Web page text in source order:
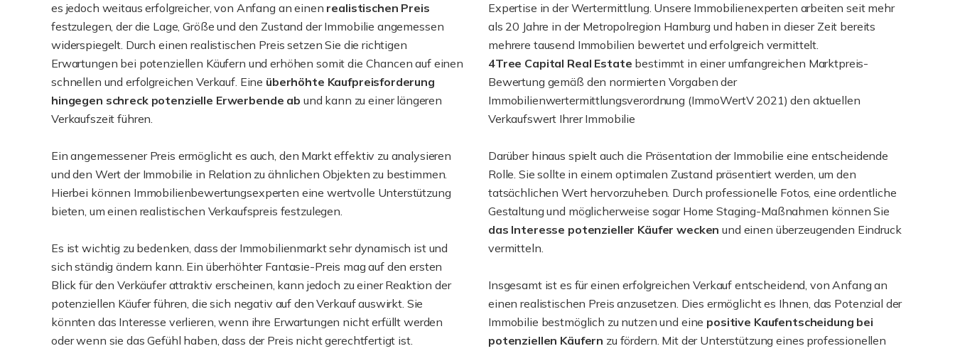
es jedoch weitaus erfolgreicher, von Anfang an einen realistischen Preis
festzulegen, der die Lage, Größe und den Zustand der Immobilie angemessen
widerspiegelt. Durch einen realistischen Preis setzen Sie die richtigen
Erwartungen bei potenziellen Käufern und erhöhen somit die Chancen auf einen
schnellen und erfolgreichen Verkauf. Eine überhöhte Kaufpreisforderung
hingegen schreck potenzielle Erwerbende ab und kann zu einer längeren
Verkaufszeit führen.
Ein angemessener Preis ermöglicht es auch, den Markt effektiv zu analysieren
und den Wert der Immobilie in Relation zu ähnlichen Objekten zu bestimmen.
Hierbei können Immobilienbewertungsexperten eine wertvolle Unterstützung
bieten, um einen realistischen Verkaufspreis festzulegen.
Es ist wichtig zu bedenken, dass der Immobilienmarkt sehr dynamisch ist und
sich ständig ändern kann. Ein überhöhter Fantasie-Preis mag auf den ersten
Blick für den Verkäufer attraktiv erscheinen, kann jedoch zu einer Reaktion der
potenziellen Käufer führen, die sich negativ auf den Verkauf auswirkt. Sie
könnten das Interesse verlieren, wenn ihre Erwartungen nicht erfüllt werden
oder wenn sie das Gefühl haben, dass der Preis nicht gerechtfertigt ist.
Expertise in der Wertermittlung. Unsere Immobilienexperten arbeiten seit mehr
als 20 Jahre in der Metropolregion Hamburg und haben in dieser Zeit bereits
mehrere tausend Immobilien bewertet und erfolgreich vermittelt.
4Tree Capital Real Estate bestimmt in einer umfangreichen Marktpreis-
Bewertung gemäß den normierten Vorgaben der
Immobilienwertermittlungsverordnung (ImmoWertV 2021) den aktuellen
Verkaufswert Ihrer Immobilie
Darüber hinaus spielt auch die Präsentation der Immobilie eine entscheidende
Rolle. Sie sollte in einem optimalen Zustand präsentiert werden, um den
tatsächlichen Wert hervorzuheben. Durch professionelle Fotos, eine ordentliche
Gestaltung und möglicherweise sogar Home Staging-Maßnahmen können Sie
das Interesse potenzieller Käufer wecken und einen überzeugenden Eindruck
vermitteln.
Insgesamt ist es für einen erfolgreichen Verkauf entscheidend, von Anfang an
einen realistischen Preis anzusetzen. Dies ermöglicht es Ihnen, das Potenzial der
Immobilie bestmöglich zu nutzen und eine positive Kaufentscheidung bei
potenziellen Käufern zu fördern. Mit der Unterstützung eines professionellen